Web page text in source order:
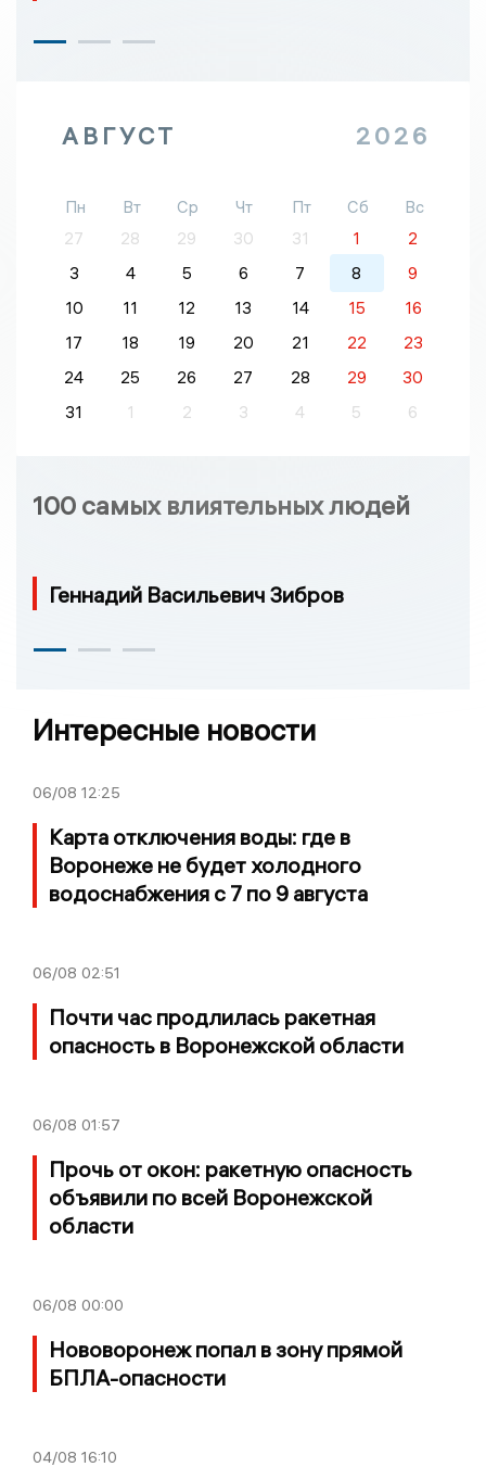
АВГУСТ 2026
Пн Вт Ср Чт Пт Сб
Вс
27
28 29 30 31 1
2
3
4 5 6 7 8
9
10
11 12 13 14 15
16
17
18 19 20 21 22
23
24
25 26 27 28 29
30
31
1 2 3 4 5 6
100 самых влиятельных людей
Геннадий Васильевич Зибров
Интересные новости
06/08 12:25
Карта отключения воды: где в
Воронеже не будет холодного
водоснабжения с 7 по 9 августа
06/08 02:51
Почти час продлилась ракетная
опасность в Воронежской области
06/08 01:57
Прочь от окон: ракетную опасность
объявили по всей Воронежской
области
06/08 00:00
Нововоронеж попал в зону прямой
БПЛА-опасности
04/08 16:10